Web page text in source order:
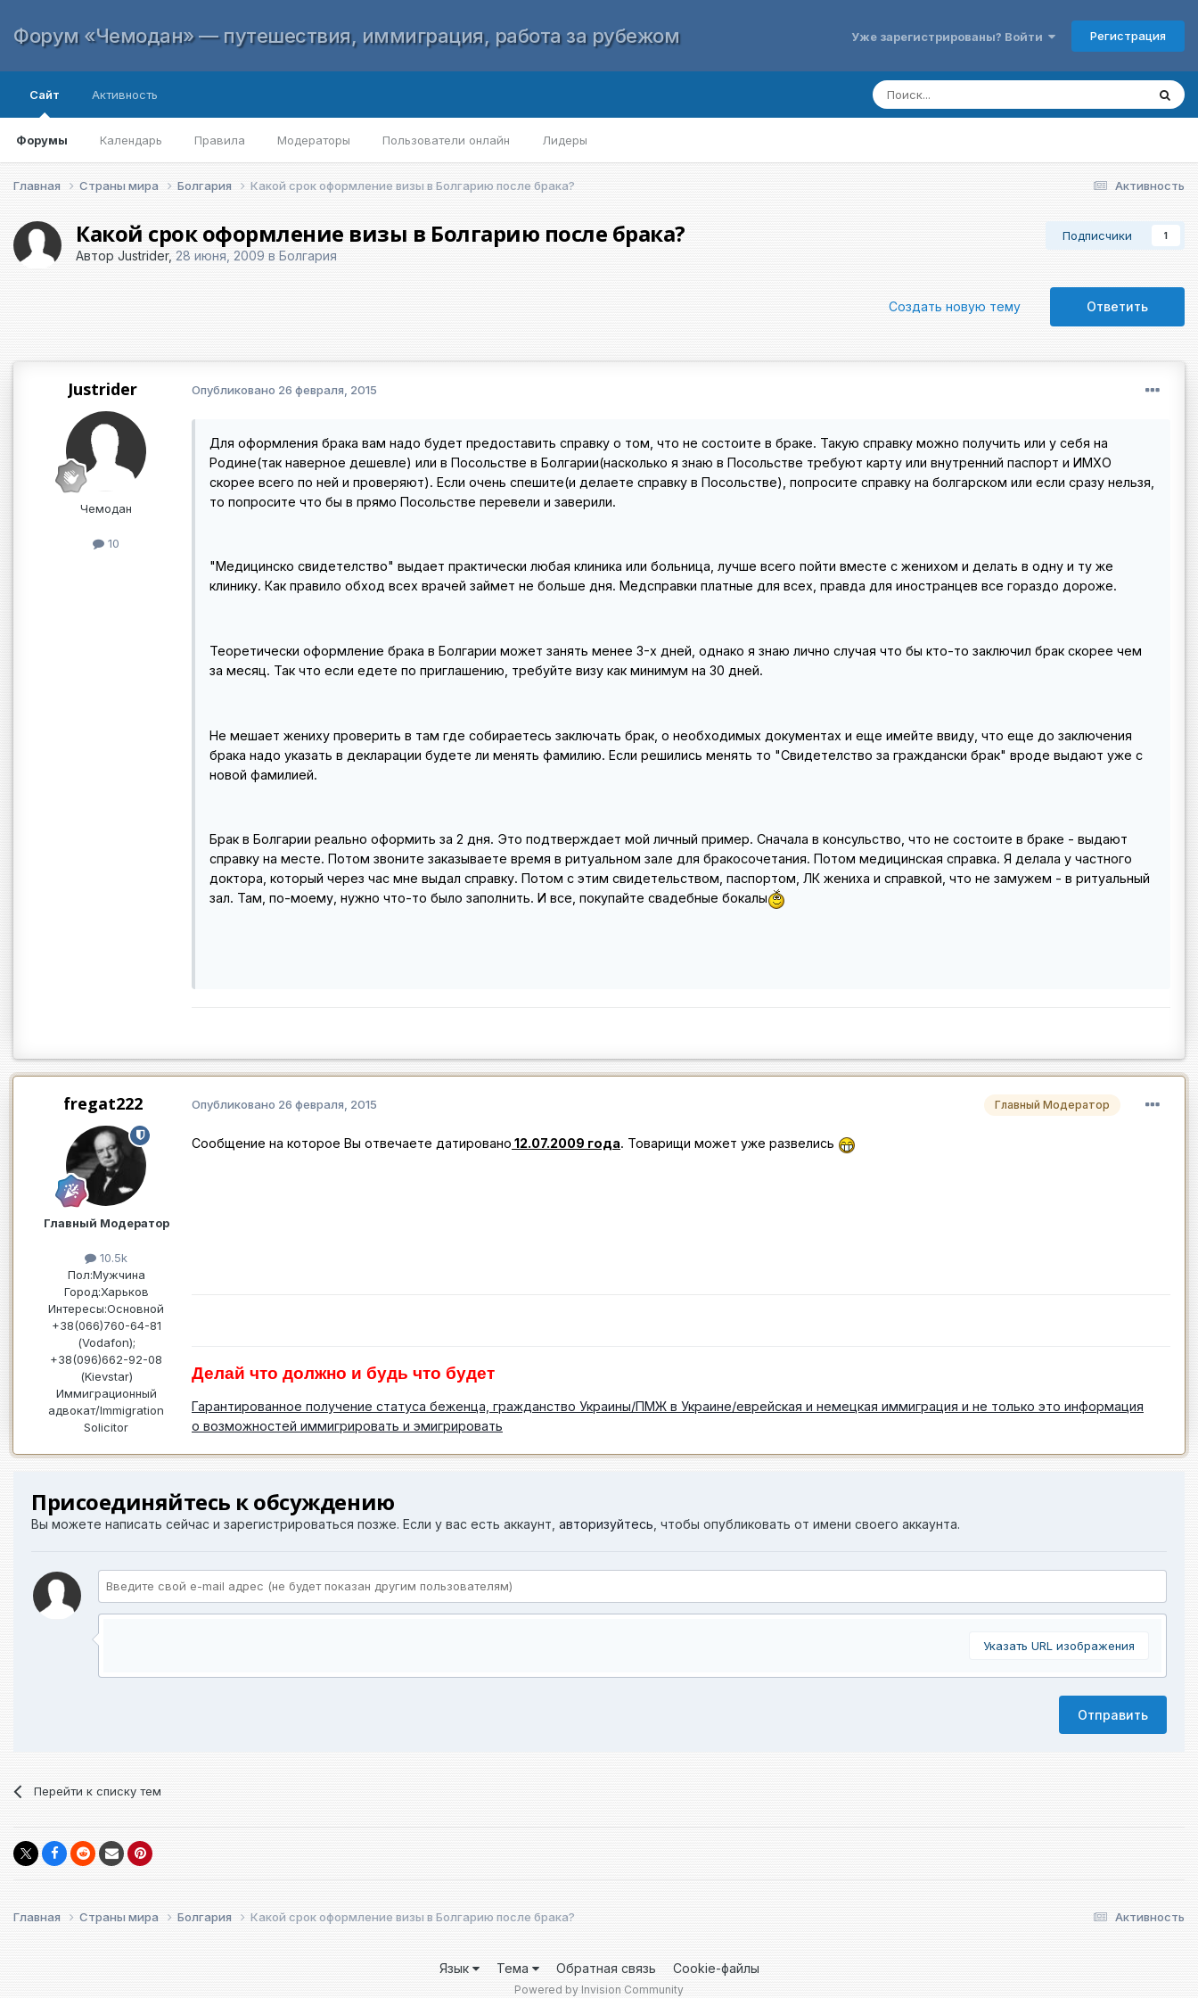
Форум «Чемодан» — путешествия, иммиграция, работа за рубежом Уже зарегистрированы? Войти Регистрация
Сайт
Форумы Календарь Правила Модераторы Пользователи онлайн Лидеры
Активность
Активность
Главная Страны мира Болгария Какой срок оформление визы в Болгарию после брака?
Подписчики 1
Какой срок оформление визы в Болгарию после брака?
Автор Justrider, 28 июня, 2009 в Болгария
Ответить
Создать новую тему
Justrider
Чемодан
10
Опубликовано 26 февраля, 2015
Для оформления брака вам надо будет предоставить справку о том, что не состоите в браке. Такую справку можно получить или у себя на
Родине(так наверное дешевле) или в Посольстве в Болгарии(насколько я знаю в Посольстве требуют карту или внутренний паспорт и ИМХО
скорее всего по ней и проверяют). Если очень спешите(и делаете справку в Посольстве), попросите справку на болгарском или если сразу нельзя,
то попросите что бы в прямо Посольстве перевели и заверили.
"Медицинско свидетелство" выдает практически любая клиника или больница, лучше всего пойти вместе с женихом и делать в одну и ту же
клинику. Как правило обход всех врачей займет не больше дня. Медсправки платные для всех, правда для иностранцев все гораздо дороже.
Теоретически оформление брака в Болгарии может занять менее 3-х дней, однако я знаю лично случая что бы кто-то заключил брак скорее чем
за месяц. Так что если едете по приглашению, требуйте визу как минимум на 30 дней.
Не мешает жениху проверить в там где собираетесь заключать брак, о необходимых документах и еще имейте ввиду, что еще до заключения
брака надо указать в декларации будете ли менять фамилию. Если решились менять то "Свидетелство за граждански брак" вроде выдают уже с
новой фамилией.
Брак в Болгарии реально оформить за 2 дня. Это подтверждает мой личный пример. Сначала в консульство, что не состоите в браке - выдают
справку на месте. Потом звоните заказываете время в ритуальном зале для бракосочетания. Потом медицинская справка. Я делала у частного
доктора, который через час мне выдал справку. Потом с этим свидетельством, паспортом, ЛК жениха и справкой, что не замужем - в ритуальный
зал. Там, по-моему, нужно что-то было заполнить. И все, покупайте свадебные бокалы
fregat222
Главный Модератор
10.5k
Пол:Мужчина
Город:Харьков
Интересы:Основной
+38(066)760-64-81
(Vodafon);
+38(096)662-92-08
(Kievstar)
Иммиграционный
адвокат/Immigration
Solicitor
Главный Модератор
Опубликовано 26 февраля, 2015
Сообщение на которое Вы отвечаете датировано 12.07.2009 года. Товарищи может уже развелись
Делай что должно и будь что будет
Гарантированное получение статуса беженца, гражданство Украины/ПМЖ в Украине/еврейская и немецкая иммиграция и не только это информация
о возможностей иммигрировать и эмигрировать
Присоединяйтесь к обсуждению
Вы можете написать сейчас и зарегистрироваться позже. Если у вас есть аккаунт, авторизуйтесь , чтобы опубликовать от имени своего аккаунта.
Указать URL изображения
Отправить
Перейти к списку тем
Активность
Главная Страны мира Болгария Какой срок оформление визы в Болгарию после брака?
Язык Тема Обратная связь Cookie-файлы
Powered by Invision Community